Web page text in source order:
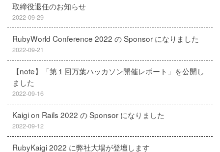
取締役退任のお知らせ
2022-09-29
RubyWorld Conference 2022 の Sponsor になりました
2022-09-21
【note】「第１回万葉ハッカソン開催レポート」を公開し
ました
2022-09-16
Kaigi on Rails 2022 の Sponsor になりました
2022-09-12
RubyKaigi 2022 に弊社大場が登壇します